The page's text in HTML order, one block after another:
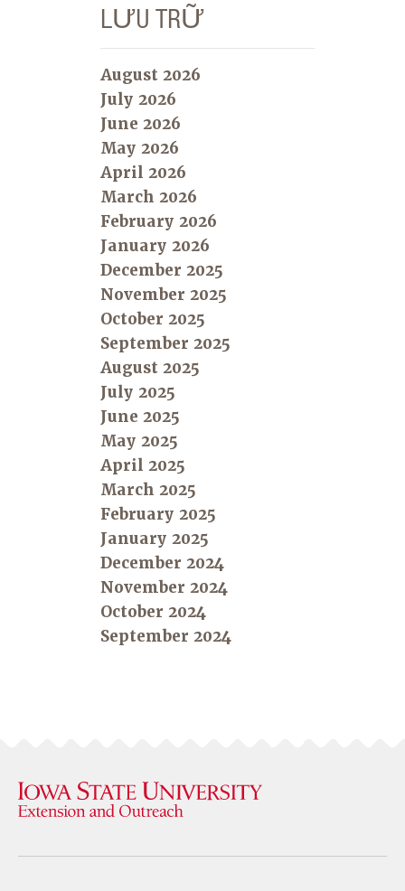
LƯU TRỮ
August 2026
July 2026
June 2026
May 2026
April 2026
March 2026
February 2026
January 2026
December 2025
November 2025
October 2025
September 2025
August 2025
July 2025
June 2025
May 2025
April 2025
March 2025
February 2025
January 2025
December 2024
November 2024
October 2024
September 2024